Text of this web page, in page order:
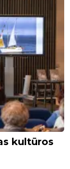
kultūros